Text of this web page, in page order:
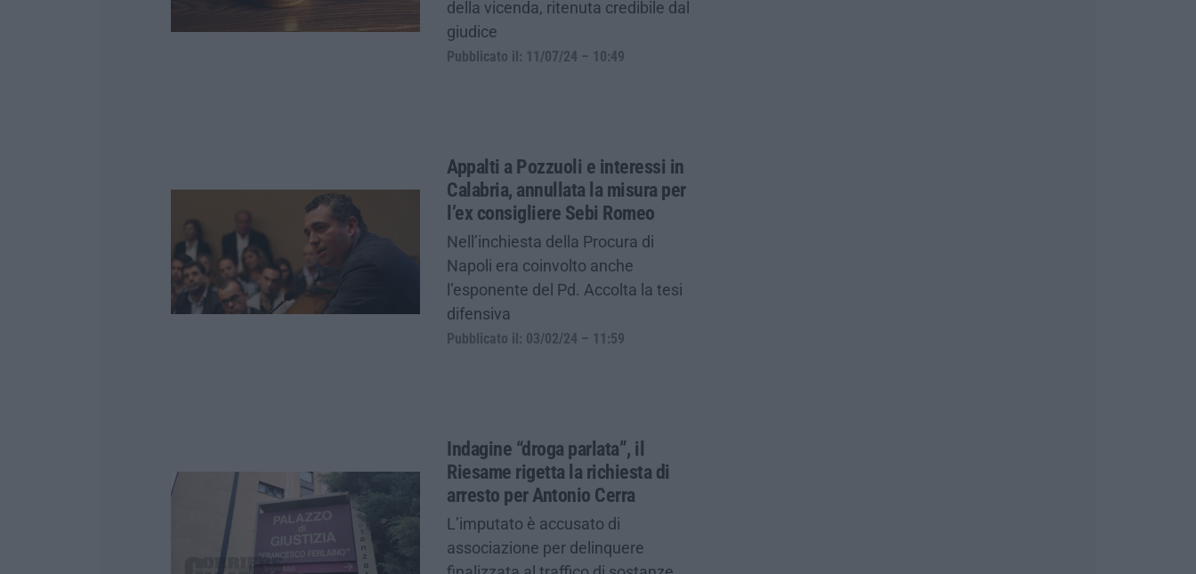
della vicenda, ritenuta credibile dal
giudice
Pubblicato il: 11/07/24 – 10:49
Appalti a Pozzuoli e interessi in
Calabria, annullata la misura per
l’ex consigliere Sebi Romeo
Nell’inchiesta della Procura di
Napoli era coinvolto anche
l’esponente del Pd. Accolta la tesi
difensiva
Pubblicato il: 03/02/24 – 11:59
Indagine “droga parlata”, il
Riesame rigetta la richiesta di
arresto per Antonio Cerra
L’imputato è accusato di
associazione per delinquere